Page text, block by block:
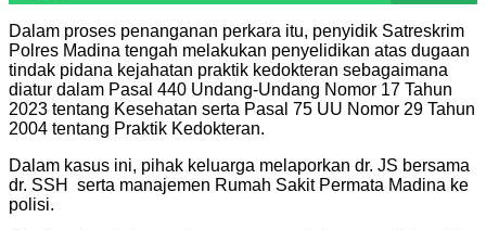
Dalam proses penanganan perkara itu, penyidik Satreskrim
Polres Madina tengah melakukan penyelidikan atas dugaan
tindak pidana kejahatan praktik kedokteran sebagaimana
diatur dalam Pasal 440 Undang-Undang Nomor 17 Tahun
2023 tentang Kesehatan serta Pasal 75 UU Nomor 29 Tahun
2004 tentang Praktik Kedokteran.
Dalam kasus ini, pihak keluarga melaporkan dr. JS bersama
dr. SSH serta manajemen Rumah Sakit Permata Madina ke
polisi.